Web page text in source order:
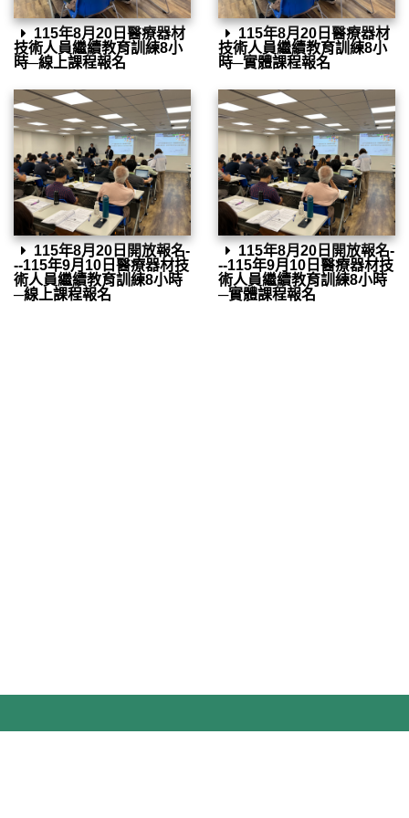
115年8月20日醫療器材
技術人員繼續教育訓練8小
時─線上課程報名
115年8月20日醫療器材
技術人員繼續教育訓練8小
時─實體課程報名
115年8月20日開放報名-
--115年9月10日醫療器材技
術人員繼續教育訓練8小時
─線上課程報名
115年8月20日開放報名-
--115年9月10日醫療器材技
術人員繼續教育訓練8小時
─實體課程報名